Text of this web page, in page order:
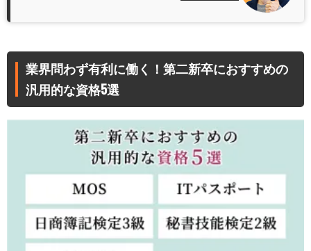
業界問わず有利に働く！第二新卒におすすめの
汎用的な資格5選